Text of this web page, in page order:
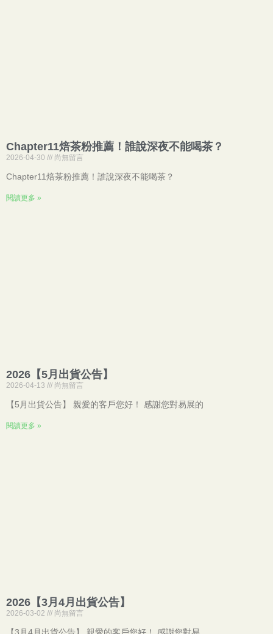
Chapter11焙茶粉推薦！誰說深夜不能喝茶？
2026-04-30 尚無留言
Chapter11焙茶粉推薦！誰說深夜不能喝茶？
閱讀更多 »
2026【5月出貨公告】
2026-04-13 尚無留言
【5月出貨公告】 親愛的客戶您好！ 感謝您對易展的
閱讀更多 »
2026【3月4月出貨公告】
2026-03-02 尚無留言